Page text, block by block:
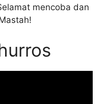
mencoba dan